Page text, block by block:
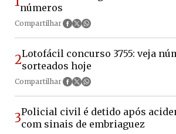
números
Compartilhar
2Lotofácil concurso 3755: veja
sorteados hoje
Compartilhar
3Policial civil é detido após
com sinais de embriaguez